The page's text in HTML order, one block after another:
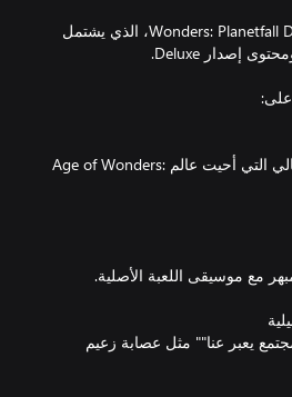
قم بالتحديث إلى إصدار Wonders: Planetfall Deluxe، الذي يشتمل
خض تجربة الفن الملون والخيالي التي أحيت عالم Age of Wonders:
يعبر عنا"" مثل عصابة زعيم